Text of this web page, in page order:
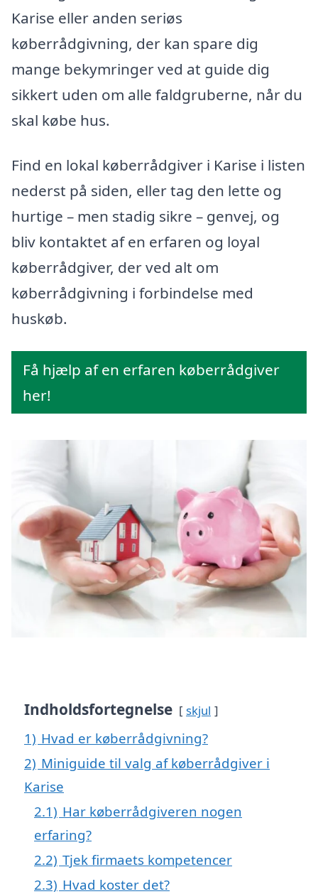
Karise eller anden seriøs
køberrådgivning, der kan spare dig
mange bekymringer ved at guide dig
sikkert uden om alle faldgruberne, når du
skal købe hus.
Find en lokal køberrådgiver i Karise i listen
nederst på siden, eller tag den lette og
hurtige – men stadig sikre – genvej, og
bliv kontaktet af en erfaren og loyal
køberrådgiver, der ved alt om
køberrådgivning i forbindelse med
huskøb.
Få hjælp af en erfaren køberrådgiver
her!
Indholdsfortegnelse skjul
1) Hvad er køberrådgivning?
2) Miniguide til valg af køberrådgiver i
Karise
2.1) Har køberrådgiveren nogen
erfaring?
2.2) Tjek firmaets kompetencer
2.3) Hvad koster det?